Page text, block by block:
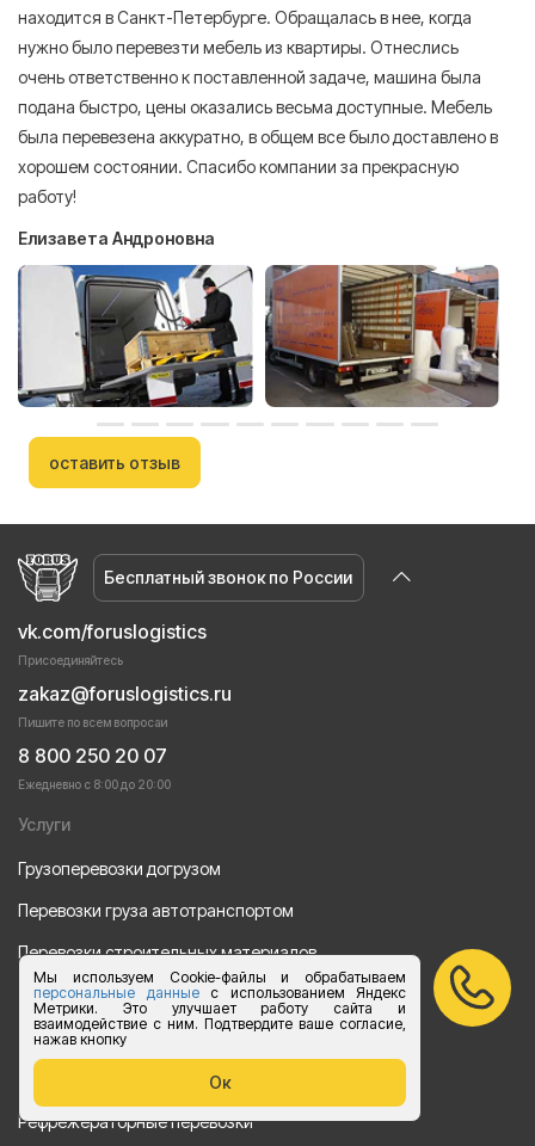
Мы используем Cookie-файлы и обрабатываем
персональные данныес использованием Яндекс
Метрики. Это улучшает работу сайта и
взаимодействие с ним. Подтвердите ваше согласие,
нажав кнопку
Ок
находится в Санкт-Петербурге. Обращалась в нее, когда
нужно было перевезти мебель из квартиры. Отнеслись
очень ответственно к поставленной задаче, машина была
подана быстро, цены оказались весьма доступные. Мебель
была перевезена аккуратно, в общем все было доставлено в
хорошем состоянии. Спасибо компании за прекрасную
работу!
Елизавета Андроновна
оставить отзыв
Бесплатный звонок по России
vk.com/foruslogistics
Присоединяйтесь
zakaz@foruslogistics.ru
Пишите по всем вопросаи
8 800 250 20 07
Ежедневно с 8:00 до 20:00
Услуги
Грузоперевозки догрузом
Перевозки груза автотранспортом
Перевозки строительных материалов
Перевозка оборудования
Перевозка продуктов питания
Рефрежераторные перевозки